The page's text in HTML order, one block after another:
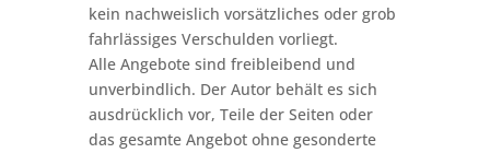
kein nachweislich vorsätzliches oder grob
fahrlässiges Verschulden vorliegt.
Alle Angebote sind freibleibend und
unverbindlich. Der Autor behält es sich
ausdrücklich vor, Teile der Seiten oder
das gesamte Angebot ohne gesonderte